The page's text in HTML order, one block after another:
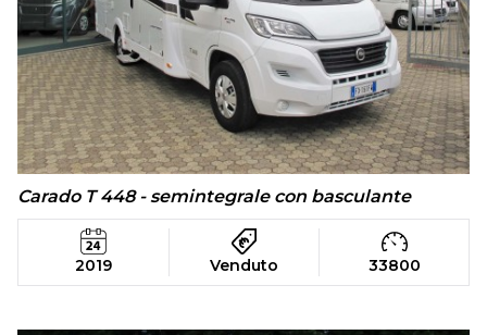
Carado T 448 - semintegrale con basculante
2019 Venduto 33800